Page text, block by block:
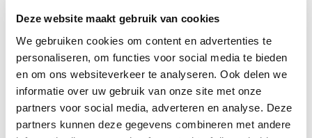
Deze website maakt gebruik van cookies
We gebruiken cookies om content en advertenties te
personaliseren, om functies voor social media te bieden
en om ons websiteverkeer te analyseren. Ook delen we
informatie over uw gebruik van onze site met onze
partners voor social media, adverteren en analyse. Deze
partners kunnen deze gegevens combineren met andere
Bezoek onze showroom in Kaatsheuvel,
voldoende parkeergelegenheid en ruime
voorraad! Het is nu ook mogelijk om in de
winkel te kijken via Street View!
Eigenschappen